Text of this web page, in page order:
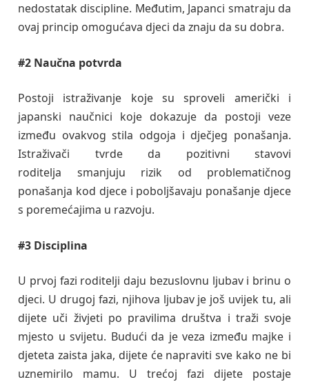
nedostatak discipline. Međutim, Japanci smatraju da
ovaj princip omogućava djeci da znaju da su dobra.
#2 Naučna potvrda
Postoji istraživanje koje su sproveli američki i
japanski naučnici koje dokazuje da postoji veze
između ovakvog stila odgoja i dječjeg ponašanja.
Istraživači tvrde da pozitivni stavovi
roditelja smanjuju rizik od problematičnog
ponašanja kod djece i poboljšavaju ponašanje djece
s poremećajima u razvoju.
#3 Disciplina
U prvoj fazi roditelji daju bezuslovnu ljubav i brinu o
djeci. U drugoj fazi, njihova ljubav je još uvijek tu, ali
dijete uči živjeti po pravilima društva i traži svoje
mjesto u svijetu. Budući da je veza između majke i
djeteta zaista jaka, dijete će napraviti sve kako ne bi
uznemirilo mamu. U trećoj fazi dijete postaje